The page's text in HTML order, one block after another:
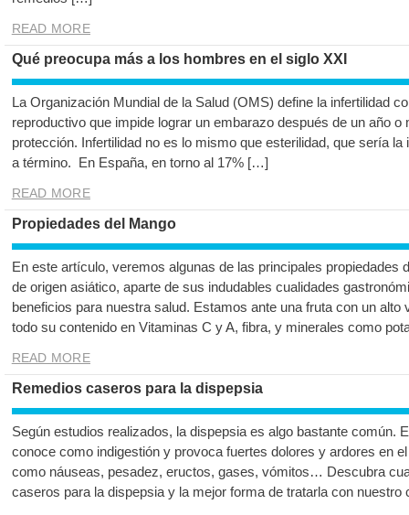
READ MORE
Qué preocupa más a los hombres en el siglo XXI
La Organización Mundial de la Salud (OMS) define la infertilidad
reproductivo que impide lograr un embarazo después de un año
protección. Infertilidad no es lo mismo que esterilidad, que sería
a término. En España, en torno al 17% […]
READ MORE
Propiedades del Mango
En este artículo, veremos algunas de las principales propiedades
de origen asiático, aparte de sus indudables cualidades
beneficios para nuestra salud. Estamos ante una fruta con un alto
todo su contenido en Vitaminas C y A, fibra, y minerales como
READ MORE
Remedios caseros para la dispepsia
Según estudios realizados, la dispepsia es algo bastante común.
conoce como indigestión y provoca fuertes dolores y ardores en
como náuseas, pesadez, eructos, gases, vómitos… Descubra
caseros para la dispepsia y la mejor forma de tratarla con